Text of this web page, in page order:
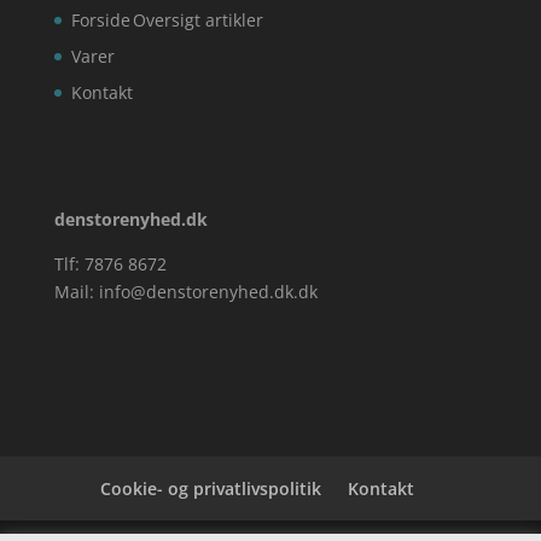
Forside
Varer
Kontakt
Oversigt artikler
denstorenyhed.dk
Tlf: 7876 8672
Mail: info@denstorenyhed.dk.dk
Cookie- og privatlivspolitik Kontakt